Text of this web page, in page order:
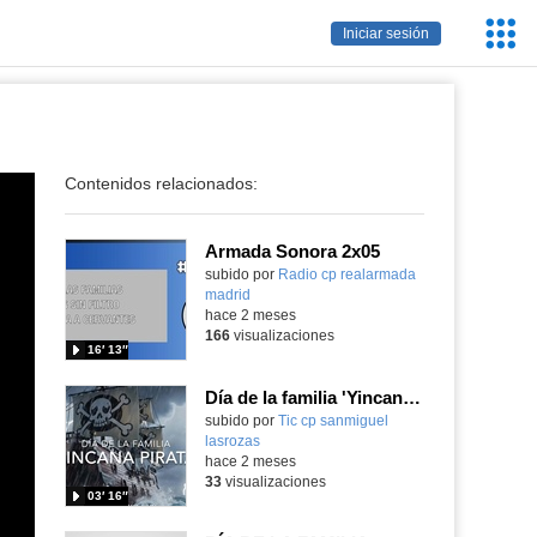
Iniciar sesión
Contenidos relacionados:
Armada Sonora 2x05
Contenido educativo.
subido por Radio cp realarmada
madrid
16′ 13″
hace 2 meses
166visualizaciones
Día de la familia 'Yincana pirata'
Contenido educativo.
subido por Tic cp sanmiguel
lasrozas
03′ 16″
-
hace 2 meses
33visualizaciones